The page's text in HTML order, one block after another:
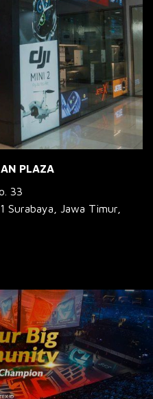
PLAZA
33
Surabaya, Jawa Timur,